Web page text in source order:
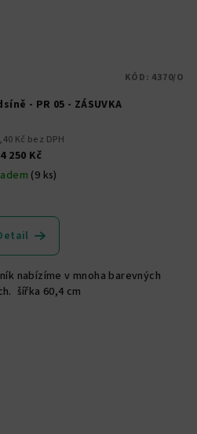
- PR 05 - ZÁSUVKA
Kč bez DPH
4 250 Kč
(9 ks)
nabízíme v mnoha barevných
šířka 60,4 cm
KÓD: 4370/O